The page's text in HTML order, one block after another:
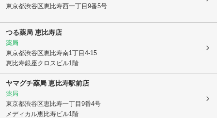
東京都渋谷区恵比寿西一丁目9番5号
つる薬局 恵比寿店
薬局
東京都渋谷区恵比寿南1丁目4-15
恵比寿銀座クロスビル1階
ヤマグチ薬局 恵比寿駅前店
薬局
東京都渋谷区恵比寿一丁目9番4号
メディカル恵比寿ビル1階